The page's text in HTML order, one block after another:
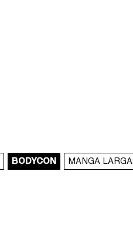
BODYCON MANGA LARGA